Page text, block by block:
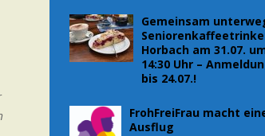
Gemeinsam
Horbach am 31.07.
14:30 Uhr –
bis 24.07.!
FrohFreiFrau macht
Ausflug